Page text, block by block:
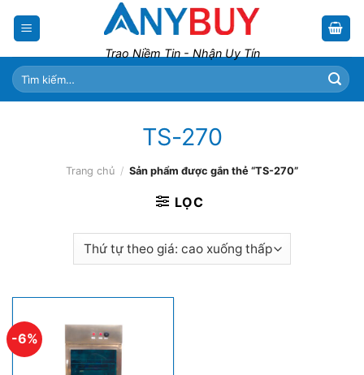
Trao Niềm Tin - Nhận Uy Tín
Tìm
kiếm:
TS-270
Trang chủ / Sản phẩm được gắn thẻ “TS-270”
LỌC
-6%